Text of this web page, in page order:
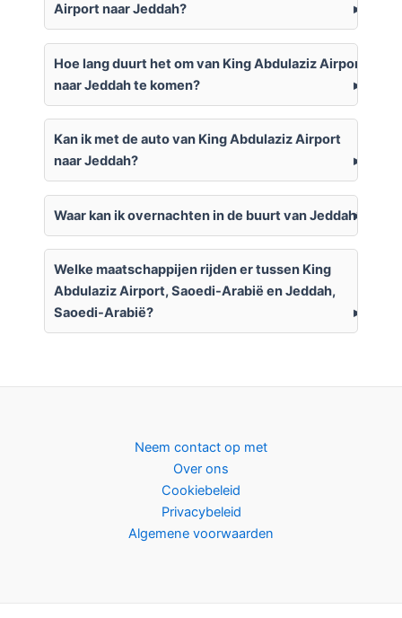
Airport naar Jeddah?
Hoe lang duurt het om van King Abdulaziz Airport
naar Jeddah te komen?
Kan ik met de auto van King Abdulaziz Airport
naar Jeddah?
Waar kan ik overnachten in de buurt van Jeddah?
Welke maatschappijen rijden er tussen King
Abdulaziz Airport, Saoedi-Arabië en Jeddah,
Saoedi-Arabië?
Neem contact op met
Over ons
Cookiebeleid
Privacybeleid
Algemene voorwaarden